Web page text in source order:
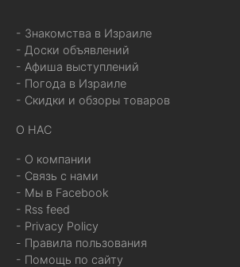
- Знакомства в Израиле
- Доски объявлений
- Афиша выступлений
- Погода в Израиле
- Скидки и обзоры товаров
О НАС
- О компании
- Связь с нами
- Мы в Facebook
- Rss feed
- Privacy Policy
- Правила пользования
- Помощь по сайту